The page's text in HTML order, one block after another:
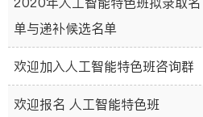
单与递补候选名单
欢迎加入人工智能特色班咨询群
欢迎报名 人工智能特色班